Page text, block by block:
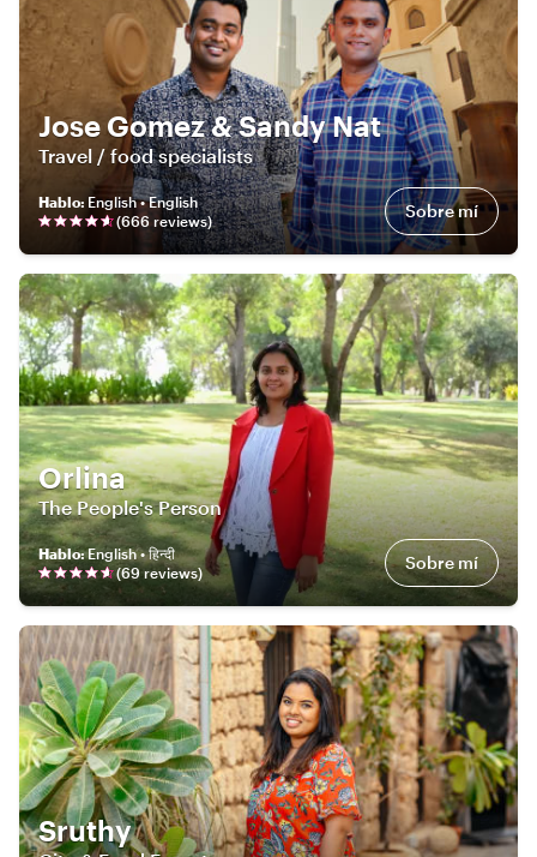
Jose Gomez & Sandy Nat
Travel / food specialists
Hablo: English • English
(666 reviews) Sobre mí
Orlina
The People's Person
Hablo:English • हिन्दी
(69reviews) Sobre mí
Sruthy